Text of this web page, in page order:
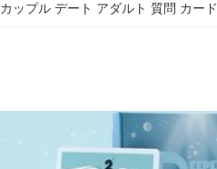
カップル デート アダルト 質問 カード